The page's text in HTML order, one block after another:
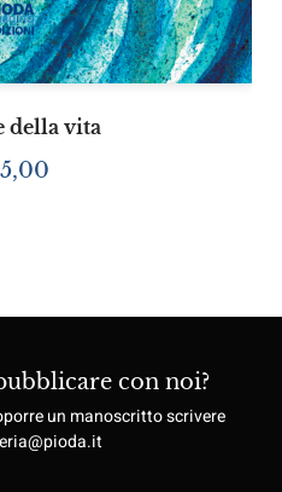
della vita
con noi?
un manoscritto scrivere